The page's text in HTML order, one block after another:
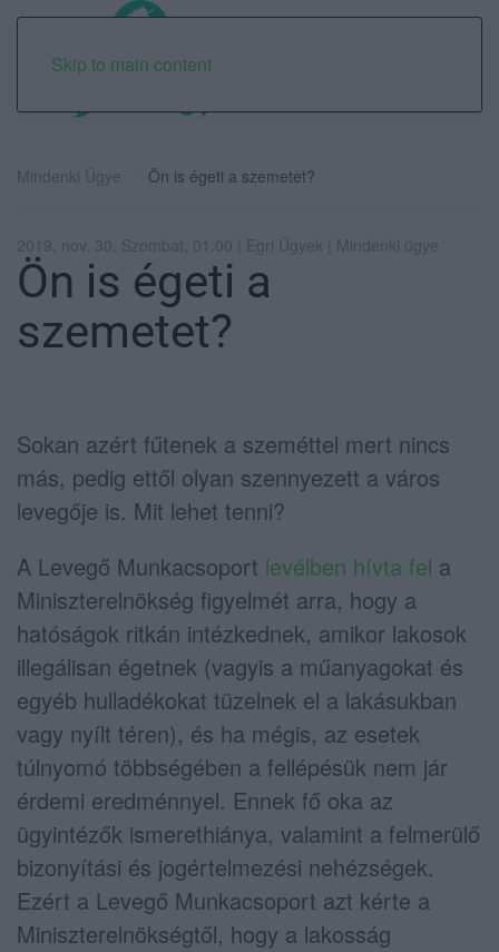
Skip to main content
Mindenki Ügye Ön is égeti a szemetet?
2019. nov. 30. Szombat, 01:00 | Egri Ügyek | Mindenki ügye
Ön is égeti a
szemetet?
Sokan azért fűtenek a szeméttel mert nincs
más, pedig ettől olyan szennyezett a város
levegője is. Mit lehet tenni?
A Levegő Munkacsoport levélben hívta fel a
Miniszterelnökség figyelmét arra, hogy a
hatóságok ritkán intézkednek, amikor lakosok
illegálisan égetnek (vagyis a műanyagokat és
egyéb hulladékokat tüzelnek el a lakásukban
vagy nyílt téren), és ha mégis, az esetek
túlnyomó többségében a fellépésük nem jár
érdemi eredménnyel. Ennek fő oka az
ügyintézők ismerethiánya, valamint a felmerülő
bizonyítási és jogértelmezési nehézségek.
Ezért a Levegő Munkacsoport azt kérte a
Miniszterelnökségtől, hogy a lakosság